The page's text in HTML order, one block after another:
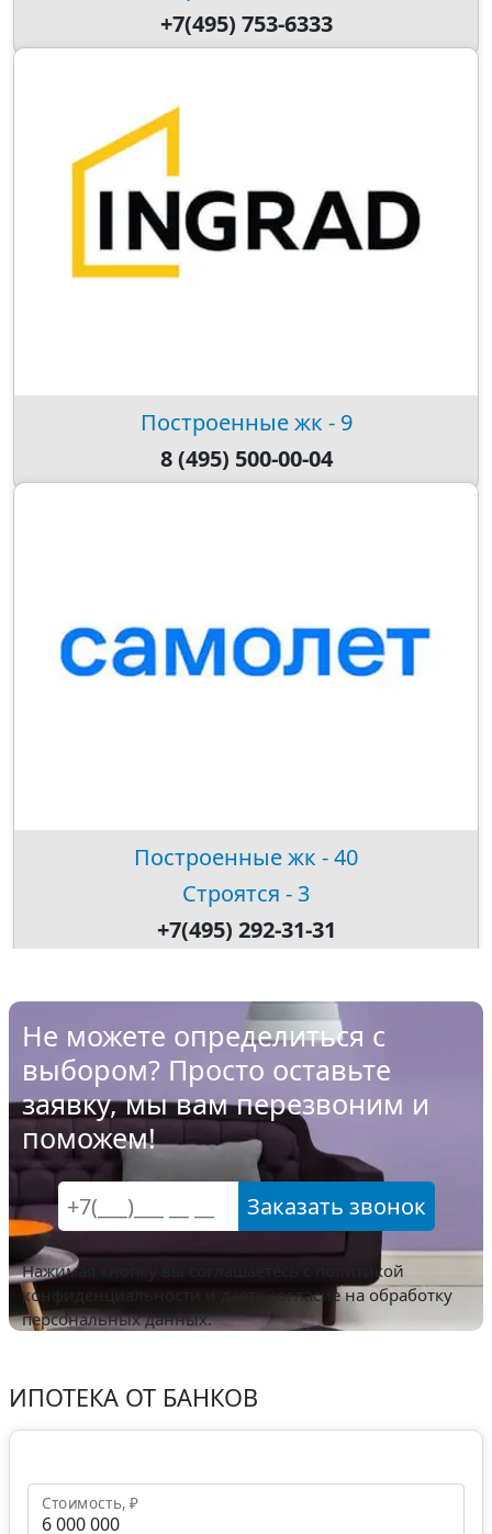
+7(495) 753-6333
Построенные жк - 9
8 (495) 500-00-04
Построенные жк - 40
Строятся - 3
+7(495) 292-31-31
Не можете определиться с
выбором? Просто оставьте
заявку, мы вам перезвоним и
поможем!
Заказать звонок
Нажимая кнопку вы соглашаетесь с
политикой
конфиденциальности и даете согласие на обработку
персональных данных.
ИПОТЕКА ОТ БАНКОВ
Стоимость, ₽